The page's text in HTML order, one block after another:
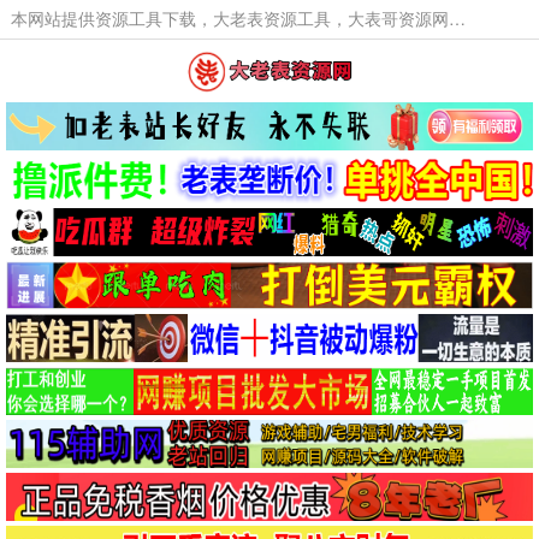
本网站提供资源工具下载，大老表资源工具，大表哥资源网软件工具，大老表资源下载，活动线报福利资源分享,活动线报，大型网游经典游戏，网络热门技术游戏辅助交流与分享。